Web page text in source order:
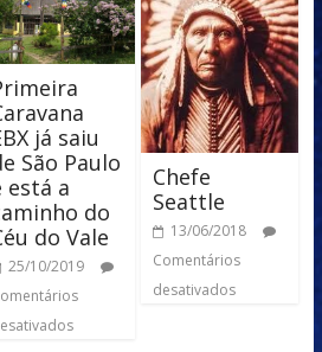
já saiu
São Paulo
está a
do
do Vale
25/10/2019
Chefe
Seattle
13/06/2018
Comentários
desativados